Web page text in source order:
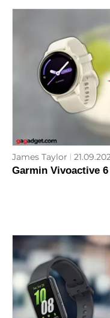
James Taylor
Garmin Vivoactive